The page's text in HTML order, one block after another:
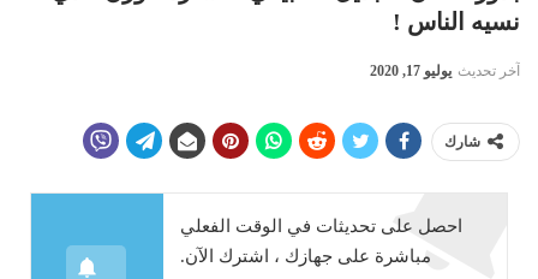
نسيه الناس !
آخر تحديث يوليو 17, 2020
شارك
احصل على تحديثات في الوقت الفعلي
مباشرة على جهازك ، اشترك الآن.